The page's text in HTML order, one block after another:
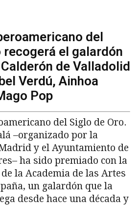
del
recogerá el galardón
de Valladolid
Verdú, Ainhoa
Pop
del Siglo de Oro.
–organizado por la
y el Ayuntamiento de
ha sido premiado con la
la Academia de las Artes
un galardón que la
desde hace una década y